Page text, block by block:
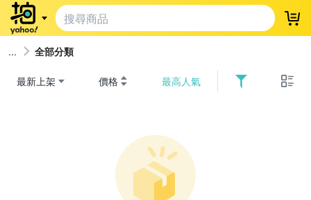
登
全部分類
最新上架 價格 最高人氣